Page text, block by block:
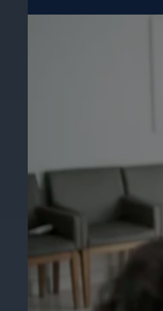
Ospitalità
Migliorate la
della vostra